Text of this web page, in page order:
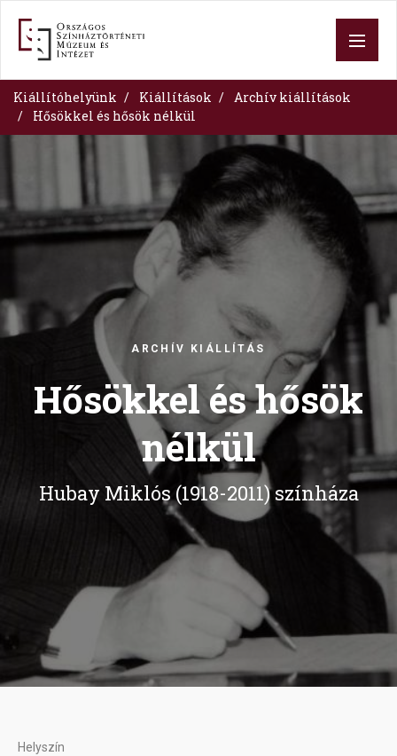
tartalomra
Kiállítóhelyünk Kiállítások
Archív kiállítások
Hősökkel és hősök nélkül
ARCHÍV KIÁLLÍTÁS
Hősökkel és hősök
nélkül
Hubay Miklós (1918-2011) színháza
Helyszín